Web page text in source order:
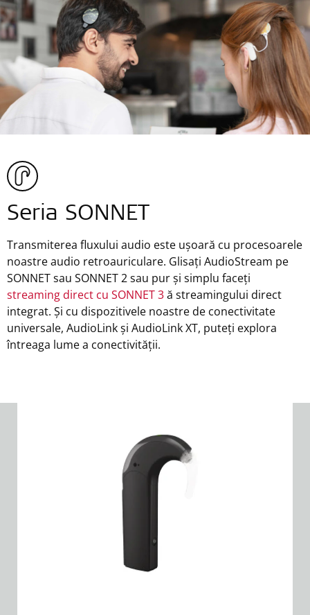
Seria SONNET
Transmiterea fluxului audio este ușoară cu procesoarele
noastre audio retroauriculare. Glisați AudioStream pe
SONNET sau SONNET 2 sau pur și simplu faceți
streaming direct cu SONNET 3ă streamingului direct
integrat. Și cu dispozitivele noastre de conectivitate
universale, AudioLink și AudioLink XT, puteți explora
întreaga lume a conectivității.